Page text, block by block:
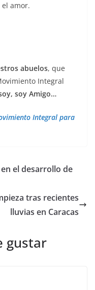
amor.
abuelos, que
Integral
soy Amigo…
Integral para
el desarrollo de
tras recientes
lluvias en Caracas
gustar